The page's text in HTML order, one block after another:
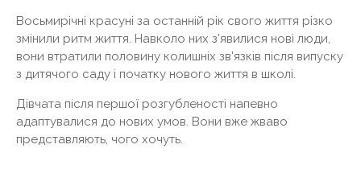
Восьмирічні красуні за останній рік свого життя різко
змінили ритм життя. Навколо них з'явилися нові люди,
вони втратили половину колишніх зв'язків після випуску
з дитячого саду і початку нового життя в школі.
Дівчата після першої розгубленості напевно
адаптувалися до нових умов. Вони вже жваво
представляють, чого хочуть.